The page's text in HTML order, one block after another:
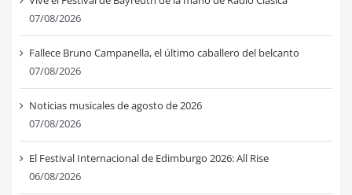
07/08/2026
Fallece Bruno Campanella, el último caballero del belcanto
07/08/2026
Noticias musicales de agosto de 2026
07/08/2026
El Festival Internacional de Edimburgo 2026: All Rise
06/08/2026